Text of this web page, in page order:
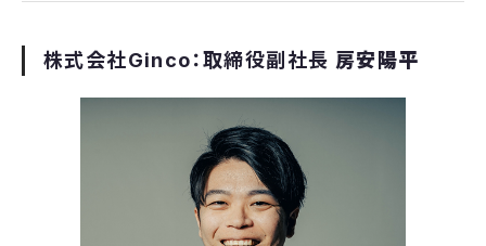
株式会社Ginco：取締役副社長 房安陽平